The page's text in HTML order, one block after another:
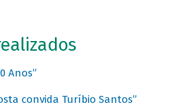
Anos”
convida Turíbio Santos”